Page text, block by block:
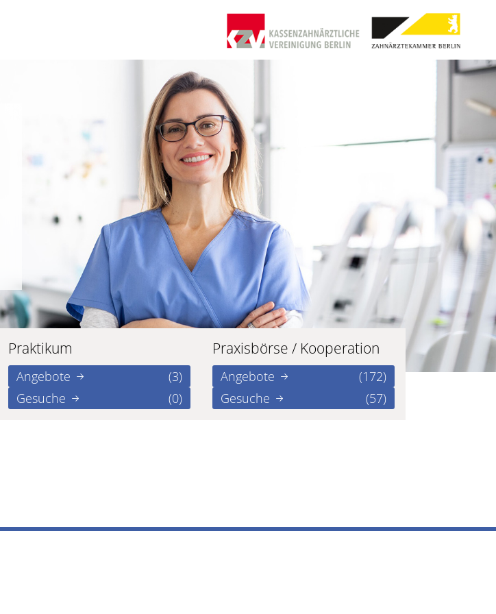
Praktikum
Angebote
(3)
Gesuche
(0)
Praxisbörse / Kooperation
Angebote
(172)
Gesuche
(57)